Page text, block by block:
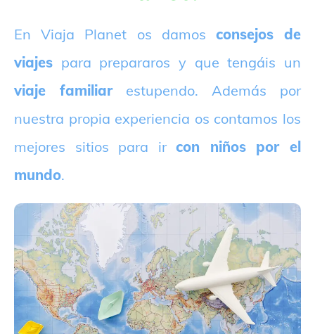
En Viaja Planet os damos consejos de
viajes para prepararos y que tengáis un
viaje familiarestupendo. Además por
nuestra propia experiencia os contamos los
mejores sitios para ircon niños por el
mundo.